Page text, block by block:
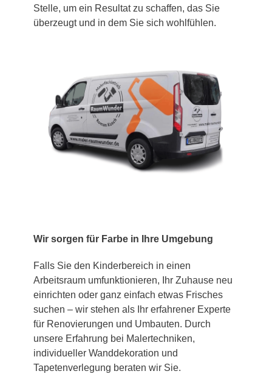
Stelle, um ein Resultat zu schaffen, das Sie
überzeugt und in dem Sie sich wohlfühlen.
Wir sorgen für Farbe in Ihre Umgebung
Falls Sie den Kinderbereich in einen
Arbeitsraum umfunktionieren, Ihr Zuhause neu
einrichten oder ganz einfach etwas Frisches
suchen – wir stehen als Ihr erfahrener Experte
für Renovierungen und Umbauten. Durch
unsere Erfahrung bei Malertechniken,
individueller Wanddekoration und
Tapetenverlegung beraten wir Sie.